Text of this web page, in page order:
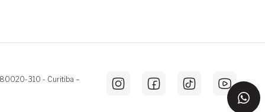
80020-310 - Curitiba –